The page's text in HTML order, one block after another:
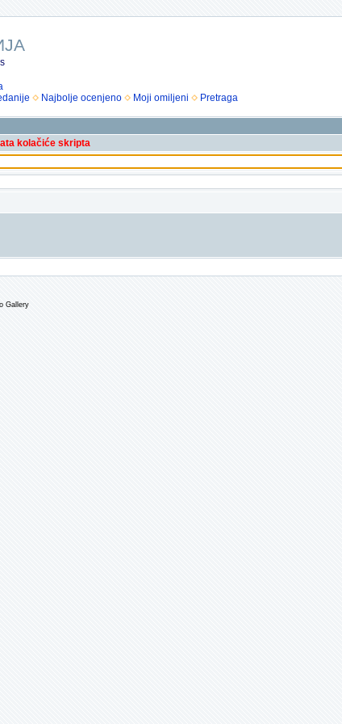
Najbolje ocenjeno Moji omiljeni Pretraga
kolačiće skripta
Gallery